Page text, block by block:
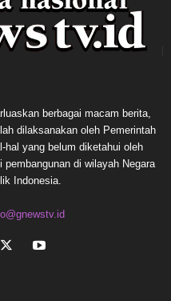
berbagai macam berita,
dilaksanakan oleh Pemerintah
hal yang belum diketahui oleh
di wilayah Negara
Indonesia.